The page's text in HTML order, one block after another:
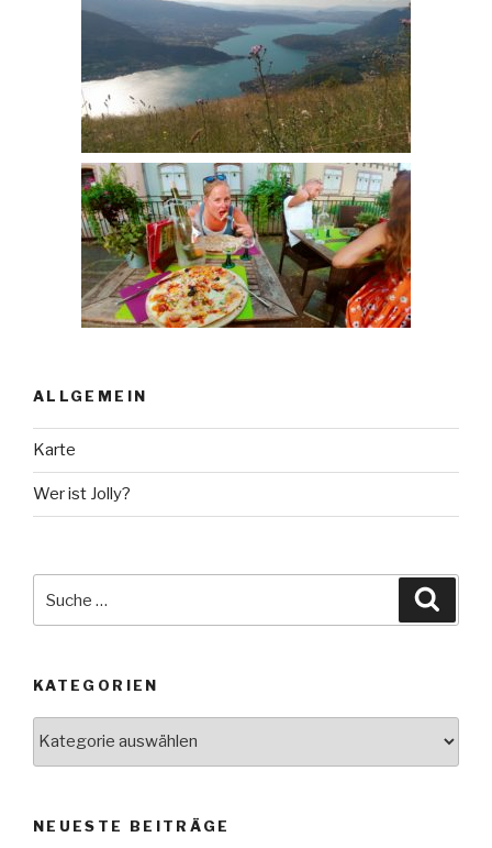
ALLGEMEIN
Karte
Wer ist Jolly?
nach:
KATEGORIEN
NEUESTE BEITRÄGE